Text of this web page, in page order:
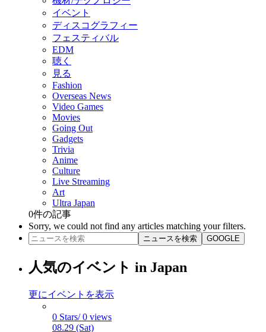
イベント
ディスコグラフィー
フェスティバル
EDM
聴く
見る
Fashion
Overseas News
Video Games
Movies
Going Out
Gadgets
Trivia
Anime
Culture
Live Streaming
Art
Ultra Japan
0件の記事
Sorry, we could not find any articles matching your filters.
ニュースを検索 GOOGLE
人気のイベント in Japan
更にイベントを表示
0 Stars/ 0 views
08.29 (Sat)